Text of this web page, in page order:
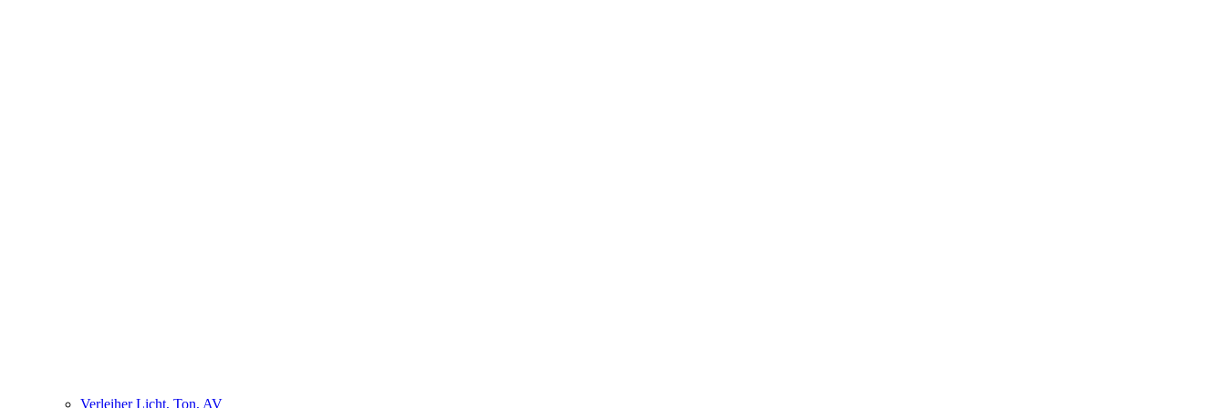
Verleiher Licht, Ton, AV